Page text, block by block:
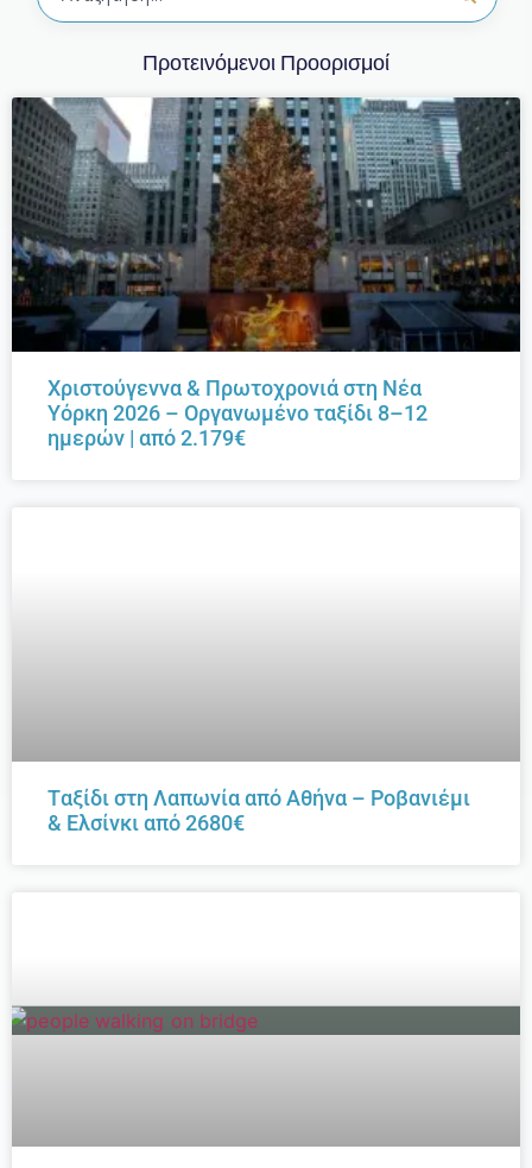
Προτεινόμενοι Προορισμοί
Χριστούγεννα & Πρωτοχρονιά στη Νέα
Υόρκη 2026 – Οργανωμένο ταξίδι 8–12
ημερών | από 2.179€
Tαξίδι στη Λαπωνία από Αθήνα – Ροβανιέμι
& Ελσίνκι από 2680€